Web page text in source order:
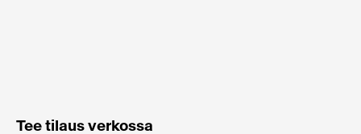
Tee tilaus verkossa